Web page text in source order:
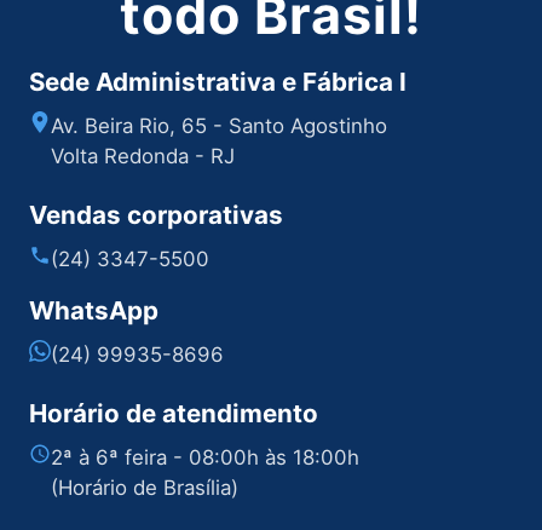
todo Brasil!
Sede Administrativa e Fábrica I
Av. Beira Rio, 65 - Santo Agostinho
Volta Redonda - RJ
Vendas corporativas
(24) 3347-5500
WhatsApp
(24) 99935-8696
Horário de atendimento
2ª à 6ª feira - 08:00h às 18:00h
(Horário de Brasília)